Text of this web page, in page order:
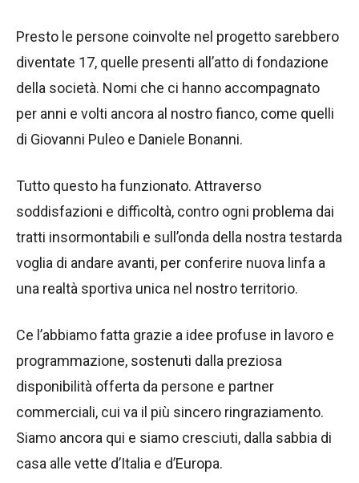
Presto le persone coinvolte nel progetto sarebbero
diventate 17, quelle presenti all’atto di fondazione
della società. Nomi che ci hanno accompagnato
per anni e volti ancora al nostro fianco, come quelli
di Giovanni Puleo e Daniele Bonanni.
Tutto questo ha funzionato. Attraverso
soddisfazioni e difficoltà, contro ogni problema dai
tratti insormontabili e sull’onda della nostra testarda
voglia di andare avanti, per conferire nuova linfa a
una realtà sportiva unica nel nostro territorio.
Ce l’abbiamo fatta grazie a idee profuse in lavoro e
programmazione, sostenuti dalla preziosa
disponibilità offerta da persone e partner
commerciali, cui va il più sincero ringraziamento.
Siamo ancora qui e siamo cresciuti, dalla sabbia di
casa alle vette d’Italia e d’Europa.